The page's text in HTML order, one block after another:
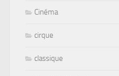
Cinéma
cirque
classique